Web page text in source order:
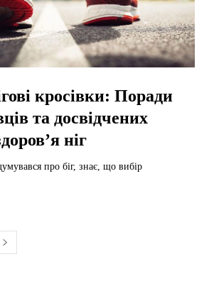
кросівки: Поради
та досвідчених
ніг
про біг, знає, що вибір